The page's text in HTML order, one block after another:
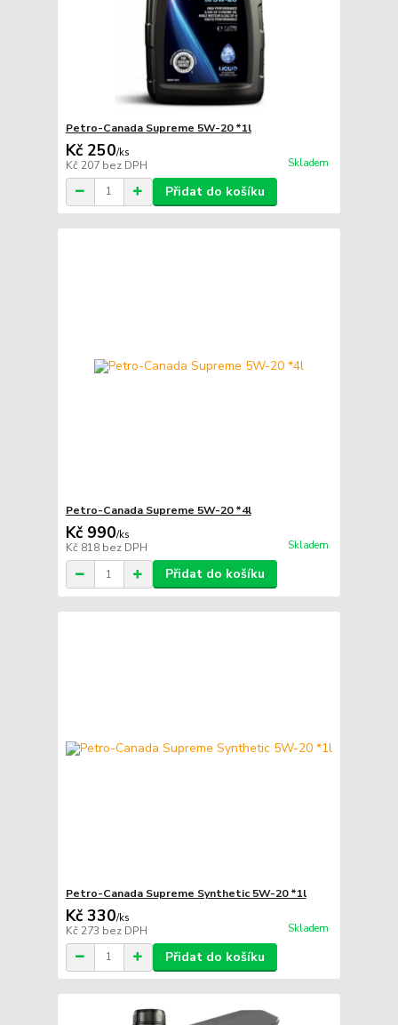
Petro-Canada Supreme 5W-20 *1l
Kč 250/ks
Kč 207 bez DPH Skladem
Přidat do košíku
Petro-Canada Supreme 5W-20 *4l
Kč 990/ks
Kč 818 bez DPH Skladem
Přidat do košíku
Petro-Canada Supreme Synthetic 5W-20 *1l
Kč 330/ks
Kč 273 bez DPH Skladem
Přidat do košíku